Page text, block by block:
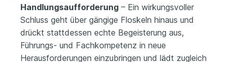
Handlungsaufforderung – Ein wirkungsvoller
Schluss geht über gängige Floskeln hinaus und
drückt stattdessen echte Begeisterung aus,
Führungs- und Fachkompetenz in neue
Herausforderungen einzubringen und lädt zugleich